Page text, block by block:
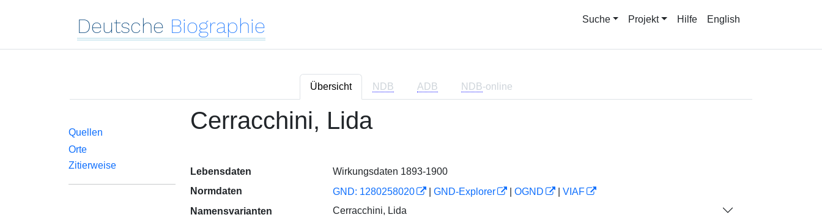
Deutsche Biographie Suche Projekt Hilfe English
Übersicht NDB ADB NDB-online
Quellen
Orte
Zitierweise
Cerracchini, Lida
Lebensdaten
Wirkungsdaten 1893-1900
Normdaten
GND: 1280258020 GND-Explorer OGND
VIAF
Namensvarianten
Cerracchini, Lida